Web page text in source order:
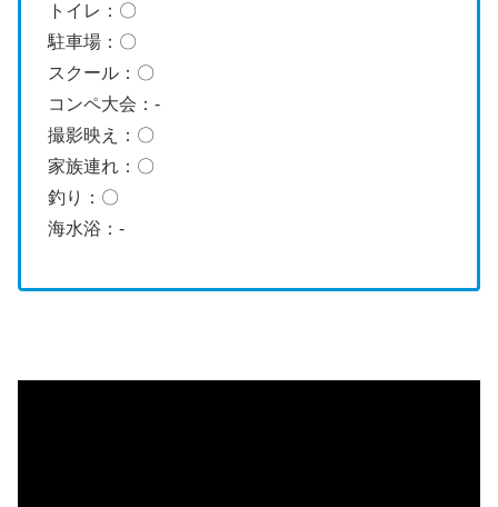
トイレ：〇
駐車場：〇
スクール：〇
コンペ大会：-
撮影映え：〇
家族連れ：〇
釣り：〇
海水浴：-